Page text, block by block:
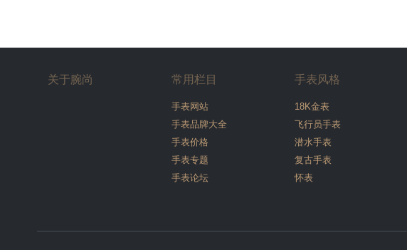
关于腕尚 常用栏目
手表网站
手表品牌大全
手表价格
手表专题
手表论坛
手表风格
18K金表
飞行员手表
潜水手表
复古手表
怀表